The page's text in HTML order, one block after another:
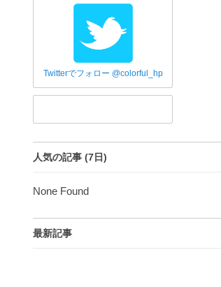
Twitterでフォロー @colorful_hp
人気の記事 (7日)
None Found
最新記事